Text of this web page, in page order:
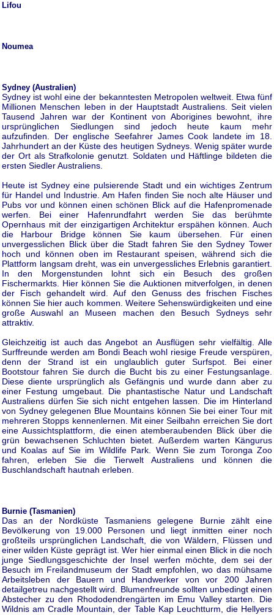
Lifou
Noumea
Sydney (Australien)
Sydney ist wohl eine der bekanntesten Metropolen weltweit. Etwa fünf
Millionen Menschen leben in der Hauptstadt Australiens. Seit vielen
Tausend Jahren war der Kontinent von Aborigines bewohnt, ihre
ursprünglichen Siedlungen sind jedoch heute kaum mehr
aufzufinden. Der englische Seefahrer James Cook landete im 18.
Jahrhundert an der Küste des heutigen Sydneys. Wenig später wurde
der Ort als Strafkolonie genutzt. Soldaten und Häftlinge bildeten die
ersten Siedler Australiens.
Heute ist Sydney eine pulsierende Stadt und ein wichtiges Zentrum
für Handel und Industrie. Am Hafen finden Sie noch alte Häuser und
Pubs vor und können einen schönen Blick auf die Hafenpromenade
werfen. Bei einer Hafenrundfahrt werden Sie das berühmte
Opernhaus mit der einzigartigen Architektur erspähen können. Auch
die Harbour Bridge können Sie kaum übersehen. Für einen
unvergesslichen Blick über die Stadt fahren Sie den Sydney Tower
hoch und können oben im Restaurant speisen, während sich die
Plattform langsam dreht, was ein unvergessliches Erlebnis garantiert.
In den Morgenstunden lohnt sich ein Besuch des großen
Fischermarkts. Hier können Sie die Auktionen mitverfolgen, in denen
der Fisch gehandelt wird. Auf den Genuss des frischen Fisches
können Sie hier auch kommen. Weitere Sehenswürdigkeiten und eine
große Auswahl an Museen machen den Besuch Sydneys sehr
attraktiv.
Gleichzeitig ist auch das Angebot an Ausflügen sehr vielfältig. Alle
Surffreunde werden am Bondi Beach wohl riesige Freude verspüren,
denn der Strand ist ein unglaublich guter Surfspot. Bei einer
Bootstour fahren Sie durch die Bucht bis zu einer Festungsanlage.
Diese diente ursprünglich als Gefängnis und wurde dann aber zu
einer Festung umgebaut. Die phantastische Natur und Landschaft
Australiens dürfen Sie sich nicht entgehen lassen. Die im Hinterland
von Sydney gelegenen Blue Mountains können Sie bei einer Tour mit
mehreren Stopps kennenlernen. Mit einer Seilbahn erreichen Sie dort
eine Aussichtsplattform, die einen atemberaubenden Blick über die
grün bewachsenen Schluchten bietet. Außerdem warten Kängurus
und Koalas auf Sie im Wildlife Park. Wenn Sie zum Toronga Zoo
fahren, erleben Sie die Tierwelt Australiens und können die
Buschlandschaft hautnah erleben.
Burnie (Tasmanien)
Das an der Nordküste Tasmaniens gelegene Burnie zählt eine
Bevölkerung von 19.000 Personen und liegt inmitten einer noch
großteils ursprünglichen Landschaft, die von Wäldern, Flüssen und
einer wilden Küste geprägt ist. Wer hier einmal einen Blick in die noch
junge Siedlungsgeschichte der Insel werfen möchte, dem sei der
Besuch im Freilandmuseum der Stadt empfohlen, wo das mühsame
Arbeitsleben der Bauern und Handwerker von vor 200 Jahren
detailgetreu nachgestellt wird. Blumenfreunde sollten unbedingt einen
Abstecher zu den Rhododendrengärten im Emu Valley starten. Die
Wildnis am Cradle Mountain, der Table Kap Leuchtturm, die Hellyers